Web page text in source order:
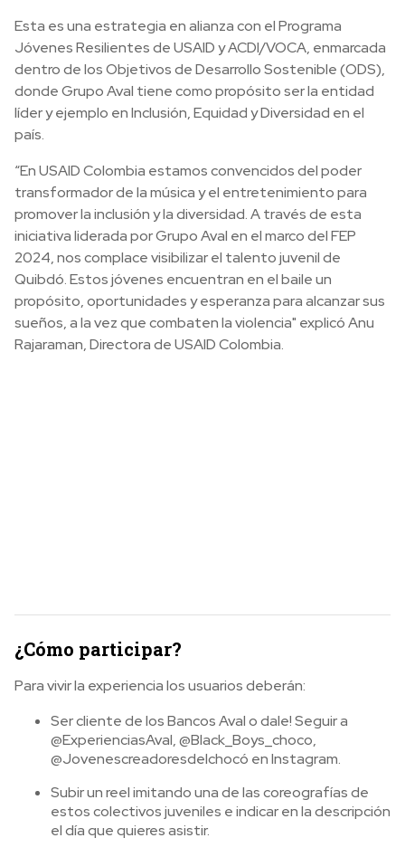
Esta es una estrategia en alianza con el Programa
Jóvenes Resilientes de USAID y ACDI/VOCA, enmarcada
dentro de los Objetivos de Desarrollo Sostenible (ODS),
donde Grupo Aval tiene como propósito ser la entidad
líder y ejemplo en Inclusión, Equidad y Diversidad en el
país.
“En USAID Colombia estamos convencidos del poder
transformador de la música y el entretenimiento para
promover la inclusión y la diversidad. A través de esta
iniciativa liderada por Grupo Aval en el marco del FEP
2024, nos complace visibilizar el talento juvenil de
Quibdó. Estos jóvenes encuentran en el baile un
propósito, oportunidades y esperanza para alcanzar sus
sueños, a la vez que combaten la violencia" explicó Anu
Rajaraman, Directora de USAID Colombia.
¿Cómo participar?
Para vivir la experiencia los usuarios deberán:
Ser cliente de los Bancos Aval o dale! Seguir a
@ExperienciasAval, @Black_Boys_choco,
@Jovenescreadoresdelchocó en Instagram.
Subir un reel imitando una de las coreografías de
estos colectivos juveniles e indicar en la descripción
el día que quieres asistir.